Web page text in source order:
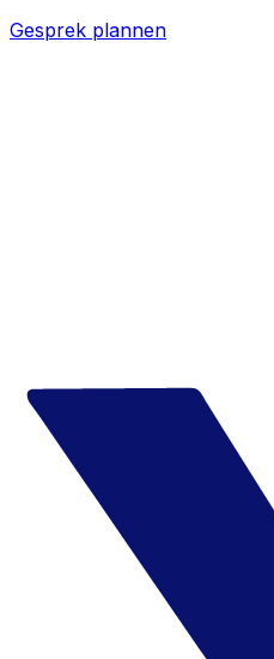
Gesprek plannen